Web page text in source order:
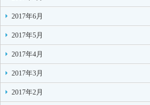
2017年6月
2017年5月
2017年4月
2017年3月
2017年2月